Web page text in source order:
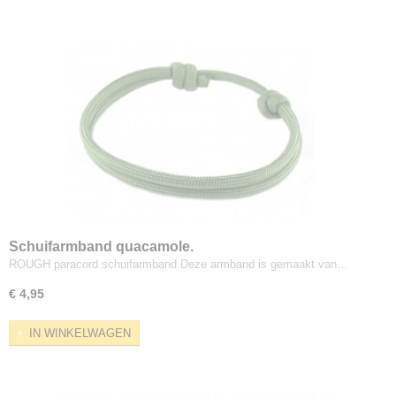
Schuifarmband quacamole.
ROUGH paracord schuifarmband.Deze armband is gemaakt van…
€ 4,95
IN WINKELWAGEN